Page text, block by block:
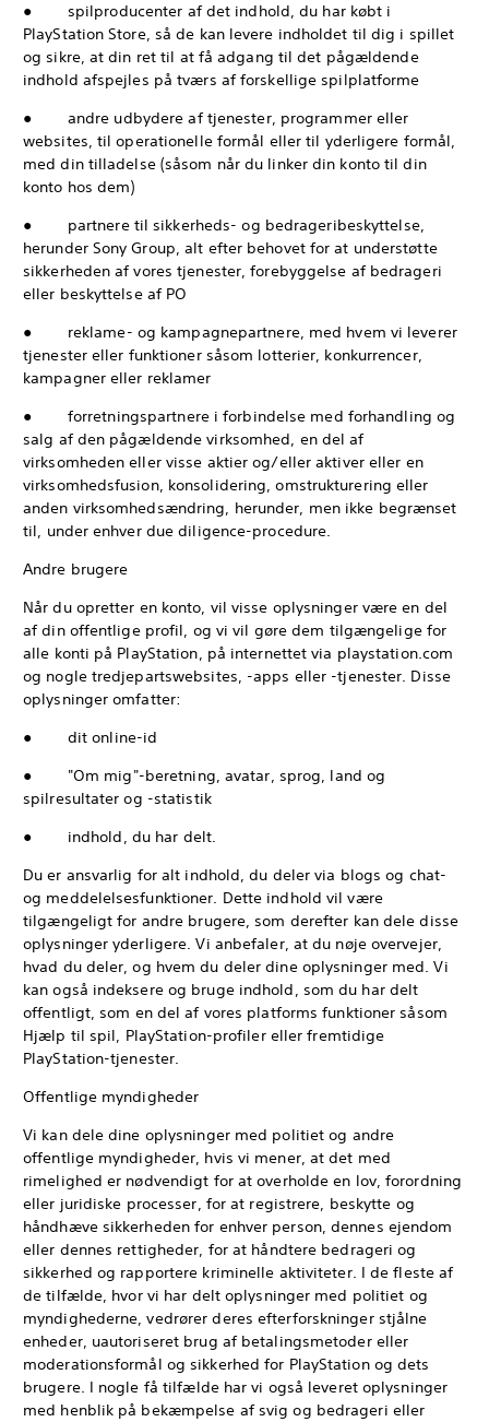
● spilproducenter af det indhold, du har købt i
PlayStation Store, så de kan levere indholdet til dig i spillet
og sikre, at din ret til at få adgang til det pågældende
indhold afspejles på tværs af forskellige spilplatforme
● andre udbydere af tjenester, programmer eller
websites, til operationelle formål eller til yderligere formål,
med din tilladelse (såsom når du linker din konto til din
konto hos dem)
● partnere til sikkerheds- og bedrageribeskyttelse,
herunder Sony Group, alt efter behovet for at understøtte
sikkerheden af vores tjenester, forebyggelse af bedrageri
eller beskyttelse af PO
● reklame- og kampagnepartnere, med hvem vi leverer
tjenester eller funktioner såsom lotterier, konkurrencer,
kampagner eller reklamer
● forretningspartnere i forbindelse med forhandling og
salg af den pågældende virksomhed, en del af
virksomheden eller visse aktier og/eller aktiver eller en
virksomhedsfusion, konsolidering, omstrukturering eller
anden virksomhedsændring, herunder, men ikke begrænset
til, under enhver due diligence-procedure.
Andre brugere
Når du opretter en konto, vil visse oplysninger være en del
af din offentlige profil, og vi vil gøre dem tilgængelige for
alle konti på PlayStation, på internettet via playstation.com
og nogle tredjepartswebsites, -apps eller -tjenester. Disse
oplysninger omfatter:
● dit online-id
● "Om mig"-beretning, avatar, sprog, land og
spilresultater og -statistik
● indhold, du har delt.
Du er ansvarlig for alt indhold, du deler via blogs og chat-
og meddelelsesfunktioner. Dette indhold vil være
tilgængeligt for andre brugere, som derefter kan dele disse
oplysninger yderligere. Vi anbefaler, at du nøje overvejer,
hvad du deler, og hvem du deler dine oplysninger med. Vi
kan også indeksere og bruge indhold, som du har delt
offentligt, som en del af vores platforms funktioner såsom
Hjælp til spil, PlayStation-profiler eller fremtidige
PlayStation-tjenester.
Offentlige myndigheder
Vi kan dele dine oplysninger med politiet og andre
offentlige myndigheder, hvis vi mener, at det med
rimelighed er nødvendigt for at overholde en lov, forordning
eller juridiske processer, for at registrere, beskytte og
håndhæve sikkerheden for enhver person, dennes ejendom
eller dennes rettigheder, for at håndtere bedrageri og
sikkerhed og rapportere kriminelle aktiviteter. I de fleste af
de tilfælde, hvor vi har delt oplysninger med politiet og
myndighederne, vedrører deres efterforskninger stjålne
enheder, uautoriseret brug af betalingsmetoder eller
moderationsformål og sikkerhed for PlayStation og dets
brugere. I nogle få tilfælde har vi også leveret oplysninger
med henblik på bekæmpelse af svig og bedrageri eller